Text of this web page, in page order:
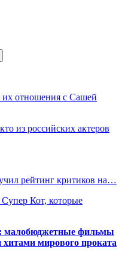
отношения с Сашей
из российских актеров
рейтинг критиков на…
Кот, которые
малобюджетные фильмы
хитами мирового проката